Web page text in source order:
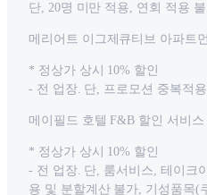
단, 20명 미만 적용, 연회 적용
메리어트 이그제큐티브 아파트
* 정상가 상시 10% 할인
- 전 업장. 단, 프로모션 중복적
메이필드 호텔 F&B 할인 서비스
* 정상가 상시 10% 할인
- 전 업장. 단, 룸서비스, 테이크
용 및 분할계산 불가, 기성품목(